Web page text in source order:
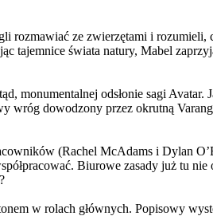
rozmawiać ze zwierzętami i
tajemnice świata natury, Mabel
monumentalnej odsłonie sagi
dowodzony przez okrutną
(Rachel McAdams i Dylan
Biurowe zasady już tu
w rolach głównych. Popisowy